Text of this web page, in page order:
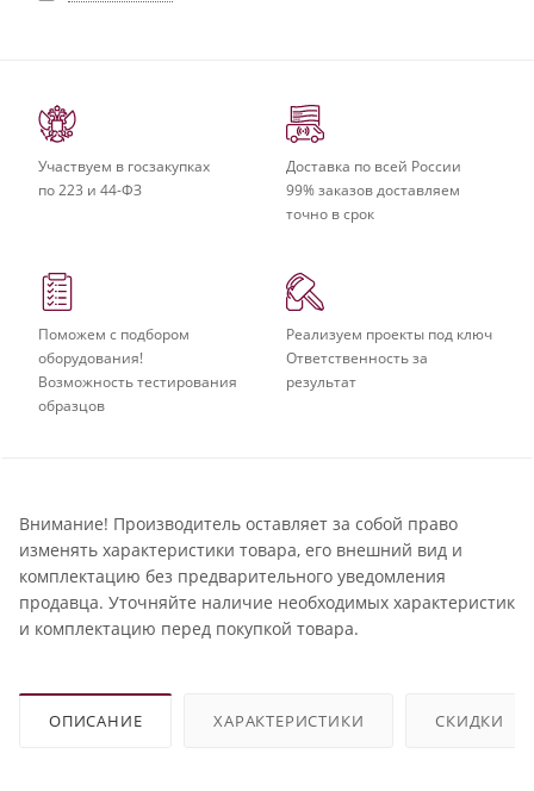
Участвуем в госзакупках
по 223 и 44-ФЗ
Доставка по всей России
99% заказов доставляем
точно в срок
Поможем с подбором
оборудования!
Возможность тестирования
образцов
Реализуем проекты под ключ
Ответственность за
результат
Внимание! Производитель оставляет за собой право
изменять характеристики товара, его внешний вид и
комплектацию без предварительного уведомления
продавца. Уточняйте наличие необходимых характеристик
и комплектацию перед покупкой товара.
ОПИСАНИЕ ХАРАКТЕРИСТИКИ СКИДКИ